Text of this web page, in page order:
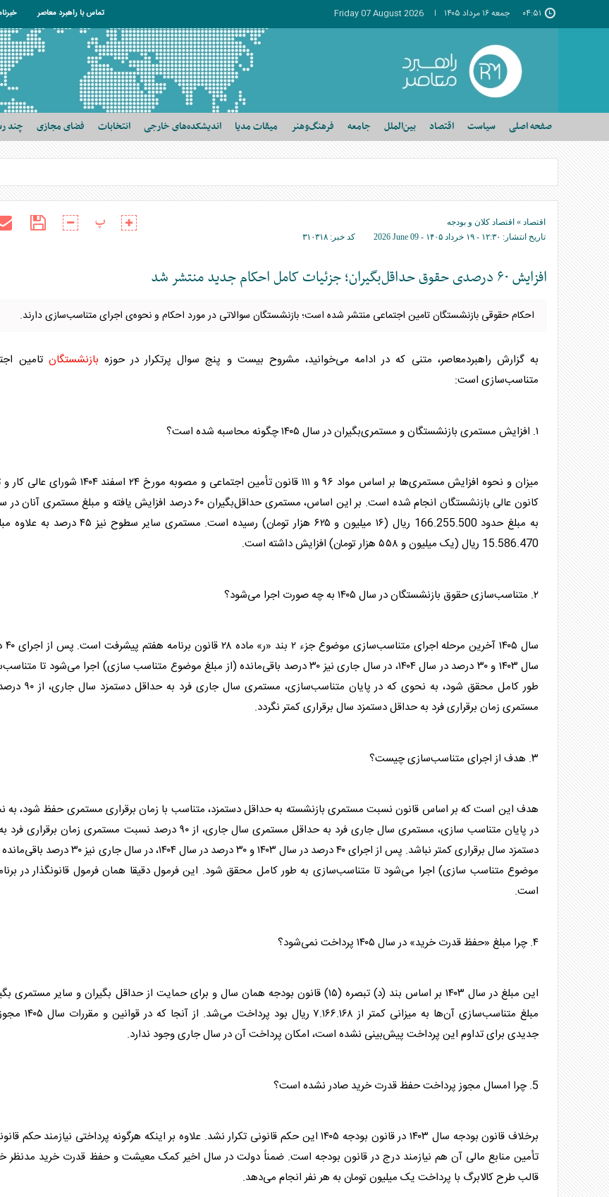
۰۴:۵۱ جمعه ۱۶ مرداد ۱۴۰۵ Friday 07 August 2026 تماس با راهبرد معاصر
صفحه اصلی سیاست اقتصاد بین‌الملل جامعه فرهنگ‌وهنر میقات مدیا اندیشکده‌های خارجی انتخابات فضای مجازی چند
اقتصاد » اقتصاد کلان و بودجه
تاریخ انتشار: ۱۲:۳۰ - ۱۹ خرداد ۱۴۰۵ - 2026 June 09 کد خبر: ۳۱۰۳۱۸
پ
افزایش ۶۰ درصدی حقوق حداقل‌بگیران؛ جزئیات کامل احکام جدید منتشر شد
احکام حقوقی بازنشستگان تامین اجتماعی منتشر شده است؛ بازنشستگان سوالاتی در مورد احکام و نحوه‌ی اجرای متناسب‌سازی دارند.
به گزارش راهبردمعاصر، متنی که در ادامه می‌خوانید، مشروح بیست و پنج سوال پرتکرار در حوزه بازنشستگان تامین
متناسب‌سازی است:
۱. افزایش مستمری بازنشستگانو مستمری‌بگیران در سال ۱۴۰۵ چگونه محاسبه شده است؟
میزان و نحوه افزایش مستمری‌ها بر اساس مواد ۹۶ و ۱۱۱ قانون تأمین اجتماعی و مصوبه
کانون عالی بازنشستگان
به مبلغ حدود 166.255.500 ریال (۱۶ میلیون و ۶۲۵ هزار تومان) رسیده است. مستمری
15.586.470 ریال (یک میلیون و ۵۵۸ هزار تومان) افزایش داشته است.
۲. متناسب‌سازی حقوق بازنشستگاندر سال ۱۴۰۵ به چه صورت اجرا می‌شود؟
سال ۱۴۰۵
سال ۱۴۰۳ و ۳۰ درصد در سال ۱۴۰۴، در سال جاری نیز ۳۰ درصد باقی‌مانده (از مبلغ موضوع متناسب سازی) اجرا می‌شود تا
طور کامل محقق شود، به نحوی که در پایان
مستمری زمان برقراری فرد به حداقل دستمزد سال برقراری کمتر نگردد.
۳. هدف از اجرای متناسب‌سازی چیست؟
هدف این است که بر اساس قانون نسبت مستمری بازنشسته به حداقل دستمزد، متناسب با زمان برقراری مستمری حفظ شود، به
در پایان متناسب سازی، مستمری سال جاری فرد به حداقل مستمری سال جاری، از ۹۰ درصد نسبت مستمری زمان
دستمزد سال برقراری کمتر نباشد. پس از اجرای ۴۰ درصد در سال ۱۴۰۳ و ۳۰ درصد در سال
موضوع متناسب سازی) اجرا می‌شود تا متناسب‌سازی به طور کامل محقق شود. این فرمول دقیقا همان فرمول قانونگذار در
است.
۴. چرا مبلغ «حفظ قدرت خرید» در سال ۱۴۰۵ پرداخت نمی‌شود؟
این مبلغ در سال ۱۴۰۳ بر اساس بند (د) تبصره (۱۵) قانون بودجه همان سال و برای حمایت از حداقل بگیران و سایر
مبلغ متناسب‌سازی آن‌ها به میزانی کمتر از
جدیدی برای تداوم این پرداخت پیش‌بینی نشده است، امکان پرداخت آن در سال جاری وجود ندارد.
5. چرا امسال مجوز پرداخت حفظ قدرت خرید صادر نشده است؟
برخلاف قانون بودجه سال ۱۴۰۳ در قانون بودجه ۱۴۰۵ این حکم قانونی تکرار نشد. علاوه بر اینکه هرگونه پرداختی نیازمند
تأمین منابع مالی آن هم نیازمند درج در قانون بودجه است. ضمناً دولت در سال اخیر کمک معیشت و حفظ قدرت خرید مدنظر
قالب طرح کالابرگ با پرداخت یک میلیون تومان به هر نفر انجام می‌دهد.